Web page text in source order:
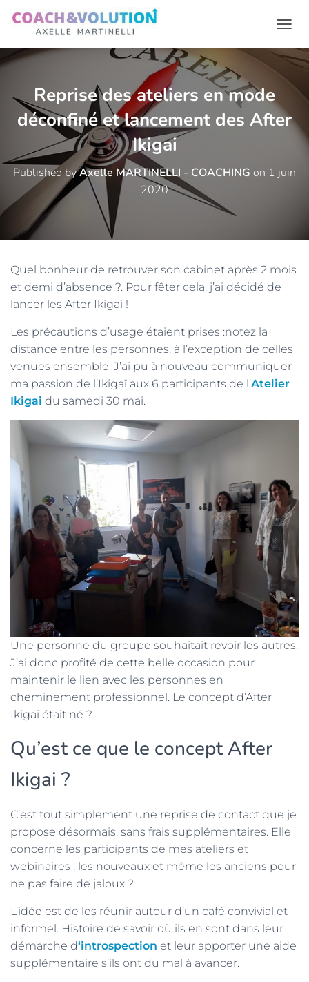
Reprise des ateliers en mode
déconfiné et lancement des After
Ikigai
Published byAxelle MARTINELLI - COACHING on 1 juin
2020
Quel bonheur de retrouver son cabinet après 2 mois
et demi d’absence ?. Pour fêter cela, j’ai décidé de
lancer les After Ikigai !
Les précautions d’usage étaient prises :notez la
distance entre les personnes, à l’exception de celles
venues ensemble. J’ai pu à nouveau communiquer
ma passion de l’Ikigaï aux 6 participants de l’Atelier
Ikigai du samedi 30 mai.
Une personne du groupe souhaitait revoir les autres.
J’ai donc profité de cette belle occasion pour
maintenir le lien avec les personnes en
cheminement professionnel. Le concept d’After
Ikigai était né ?
Qu’est ce que le concept After
Ikigai ?
C’est tout simplement une reprise de contact que je
propose désormais, sans frais supplémentaires. Elle
concerne les participants de mes ateliers et
webinaires : les nouveaux et même les anciens pour
ne pas faire de jaloux ?.
L’idée est de les réunir autour d’un café convivial et
informel. Histoire de savoir où ils en sont dans leur
démarche d‘introspection et leur apporter une aide
supplémentaire s’ils ont du mal à avancer.